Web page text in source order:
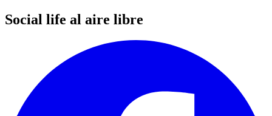
Social life al aire libre